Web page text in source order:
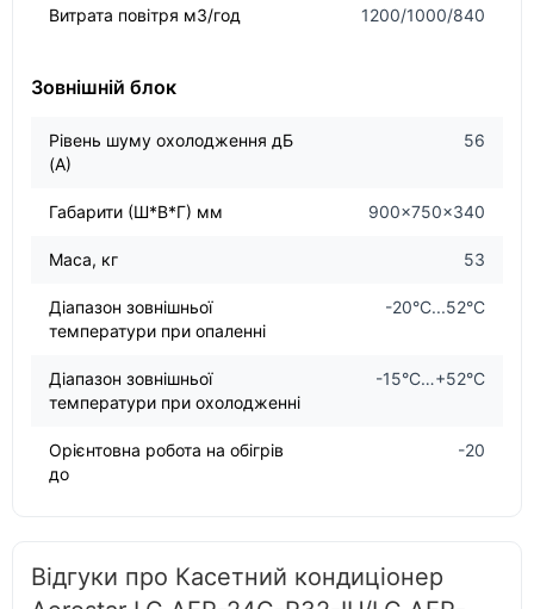
Витрата повітря м3/год 1200/1000/840
Зовнішній блок
Рівень шуму охолодження дБ
(А)
56
Габарити (Ш*В*Г) мм 900×750×340
Маса, кг 53
Діапазон зовнішньої
температури при опаленні
-20°C...52°C
Діапазон зовнішньої
температури при охолодженні
-15°C…+52°C
Орієнтовна робота на обігрів
до
-20
Відгуки про Касетний кондиціонер